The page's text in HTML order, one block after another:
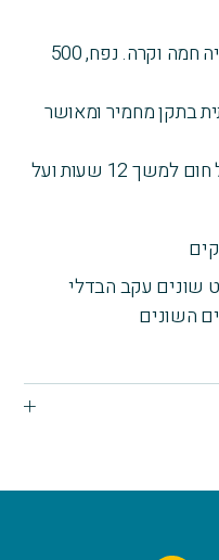
בקבוק שתייה תרמי מעוצב לשתייה חמה וקרה. נפח, 500
בתקן מחמיר ומאושר
דופן כפולה עם וואקום השומר על חום למשך 12 שעות ועל
שונים עקב הבדלי
השונים